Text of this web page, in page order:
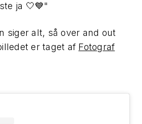
ja 🤍💙"
siger alt, så over and out
er taget af Fotograf